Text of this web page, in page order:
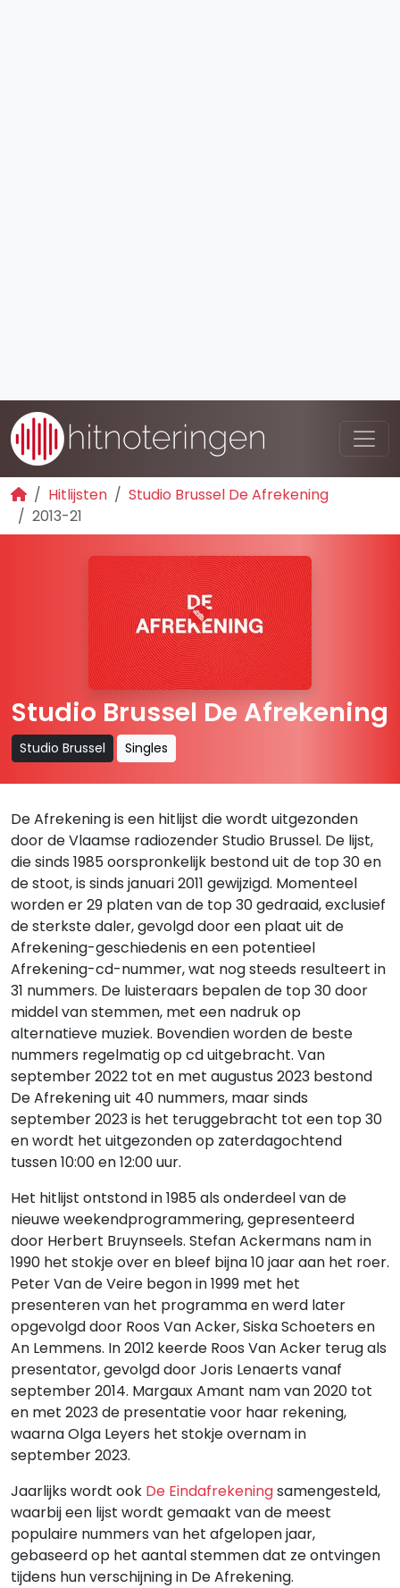
Hitlijsten
Studio Brussel De Afrekening
2013-21
Studio Brussel De Afrekening
Studio Brussel Singles
De Afrekening is een hitlijst die wordt uitgezonden
door de Vlaamse radiozender Studio Brussel. De lijst,
die sinds 1985 oorspronkelijk bestond uit de top 30 en
de stoot, is sinds januari 2011 gewijzigd. Momenteel
worden er 29 platen van de top 30 gedraaid, exclusief
de sterkste daler, gevolgd door een plaat uit de
Afrekening-geschiedenis en een potentieel
Afrekening-cd-nummer, wat nog steeds resulteert in
31 nummers. De luisteraars bepalen de top 30 door
middel van stemmen, met een nadruk op
alternatieve muziek. Bovendien worden de beste
nummers regelmatig op cd uitgebracht. Van
september 2022 tot en met augustus 2023 bestond
De Afrekening uit 40 nummers, maar sinds
september 2023 is het teruggebracht tot een top 30
en wordt het uitgezonden op zaterdagochtend
tussen 10:00 en 12:00 uur.
Het hitlijst ontstond in 1985 als onderdeel van de
nieuwe weekendprogrammering, gepresenteerd
door Herbert Bruynseels. Stefan Ackermans nam in
1990 het stokje over en bleef bijna 10 jaar aan het roer.
Peter Van de Veire begon in 1999 met het
presenteren van het programma en werd later
opgevolgd door Roos Van Acker, Siska Schoeters en
An Lemmens. In 2012 keerde Roos Van Acker terug als
presentator, gevolgd door Joris Lenaerts vanaf
september 2014. Margaux Amant nam van 2020 tot
en met 2023 de presentatie voor haar rekening,
waarna Olga Leyers het stokje overnam in
september 2023.
Jaarlijks wordt ook De Eindafrekeningsamengesteld,
waarbij een lijst wordt gemaakt van de meest
populaire nummers van het afgelopen jaar,
gebaseerd op het aantal stemmen dat ze ontvingen
tijdens hun verschijning in De Afrekening.